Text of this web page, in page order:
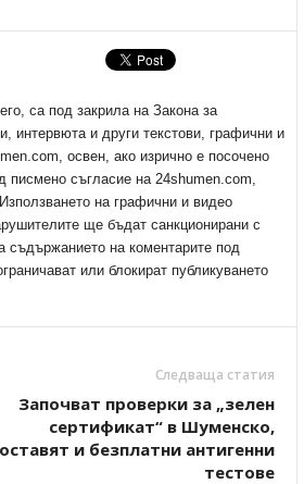
са под закрила на Закона за
интервюта и други текстови, графични и
освен, ако изрично е посочено
писмено съгласие на 24shumen.com,
на графични и видео
ще бъдат санкционирани с
съдържанието на коментарите под
или блокират публикуването
Следваща статия
Започват проверки за „зелен
сертификат“ в Шуменско,
и безплатни антигенни
тестове